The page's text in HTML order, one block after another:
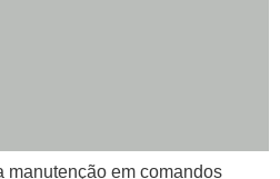
manutenção em comandos